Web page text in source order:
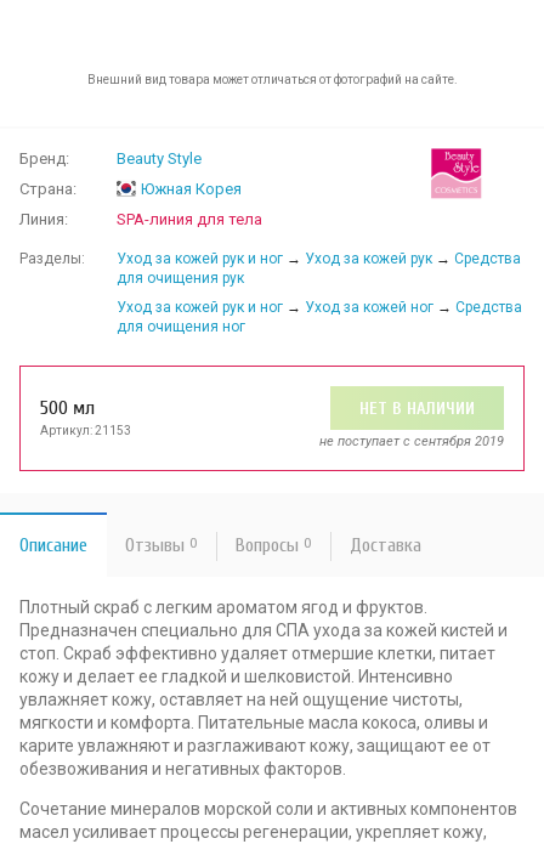
Внешний вид товара может отличаться от фотографий на сайте.
Бренд:
Beauty Style
Страна:
Южная Корея
Линия:
SPA-линия для тела
Разделы: Уход за кожей рук и ног → Уход за кожей рук → Средства
для очищения рук
Уход за кожей рук и ног → Уход за кожей ног → Средства
для очищения ног
500 мл
Артикул: 21153
НЕТ В НАЛИЧИИ
не поступает c сентября 2019
Описание Отзывы 0 Вопросы 0 Доставка
Плотный скраб с легким ароматом ягод и фруктов.
Предназначен специально для СПА ухода за кожей кистей и
стоп. Скраб эффективно удаляет отмершие клетки, питает
кожу и делает ее гладкой и шелковистой. Интенсивно
увлажняет кожу, оставляет на ней ощущение чистоты,
мягкости и комфорта. Питательные масла кокоса, оливы и
карите увлажняют и разглаживают кожу, защищают ее от
обезвоживания и негативных факторов.
Сочетание минералов морской соли и активных компонентов
масел усиливает процессы регенерации, укрепляет кожу,